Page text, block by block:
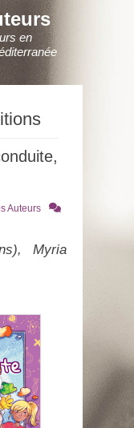
en
Auteurs
Myria